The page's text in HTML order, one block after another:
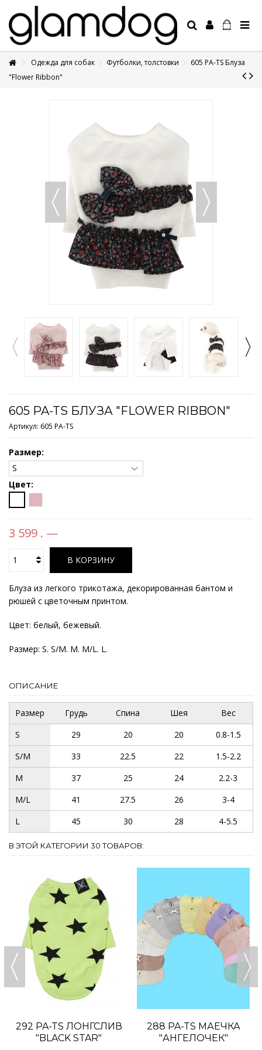
+7 495 1250410
Одежда для собак Футболки, толстовки
605 PA-TS Блуза
"Flower Ribbon"
605 PA-TS БЛУЗА "FLOWER RIBBON"
Артикул: 605 PA-TS
Размер:
Цвет:
3 599 . —
В КОРЗИНУ
Блуза из легкого трикотажа, декорированная бантом и
рюшей с цветочным принтом.
Цвет: белый, бежевый.
Размер: S. S/M. M. M/L. L.
ОПИСАНИЕ
Размер Грудь Спина Шея
Вес
S
29 20 20
0.8-1.5
S/M
33 22.5 22
1.5-2.2
M
37 25 24
2.2-3
M/L
41 27.5 26
3-4
L
45 30 28 4-5.5
В ЭТОЙ КАТЕГОРИИ 30 ТОВАРОВ:
292 PA-TS ЛОНГСЛИВ
"BLACK STAR"
288 PA-TS МАЕЧКА
"АНГЕЛОЧЕК"